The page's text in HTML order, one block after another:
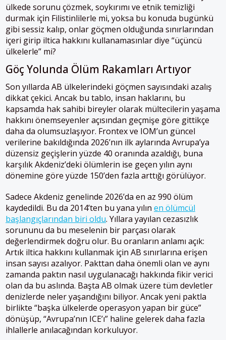
ülkede sorunu çözmek, soykırımı ve etnik temizliği
durmak için Filistinlilerle mi, yoksa bu konuda bugünkü
gibi sessiz kalıp, onlar göçmen olduğunda sınırlarından
içeri girip iltica hakkını kullanamasınlar diye “üçüncü
ülkelerle” mi?
Göç Yolunda Ölüm Rakamları Artıyor
Son yıllarda AB ülkelerindeki göçmen sayısındaki azalış
dikkat çekici. Ancak bu tablo, insan haklarını, bu
kapsamda hak sahibi bireyler olarak mültecilerin yaşama
hakkını önemseyenler açısından geçmişe göre gittikçe
daha da olumsuzlaşıyor. Frontex ve IOM’un güncel
verilerine bakıldığında 2026’nın ilk aylarında Avrupa’ya
düzensiz geçişlerin yüzde 40 oranında azaldığı, buna
karşılık Akdeniz’deki ölümlerin ise geçen yılın aynı
dönemine göre yüzde 150’den fazla arttığı görülüyor.
Sadece Akdeniz genelinde 2026’da en az 990 ölüm
kaydedildi. Bu da 2014’ten bu yana yılın en ölümcül
başlangıçlarından biri oldu. Yıllara yayılan cezasızlık
sorununu da bu meselenin bir parçası olarak
değerlendirmek doğru olur. Bu oranların anlamı açık:
Artık iltica hakkını kullanmak için AB sınırlarına erişen
insan sayısı azalıyor. Pakttan daha önemli olan ve aynı
zamanda paktın nasıl uygulanacağı hakkında fikir verici
olan da bu aslında. Başta AB olmak üzere tüm devletler
denizlerde neler yaşandığını biliyor. Ancak yeni paktla
birlikte “başka ülkelerde operasyon yapan bir güce”
dönüşüp, “Avrupa’nın ICE’ı” haline gelerek daha fazla
ihlallerle anılacağından korkuluyor.